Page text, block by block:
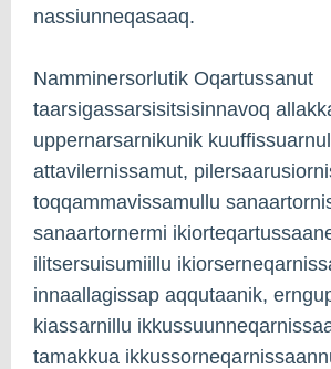
nassiunneqasaaq.
Namminersorlutik Oqartussanut
taarsigassarsisitsisinnavoq
uppernarsarnikunik
attavilernissamut,
toqqammavissamullu
sanaartornermi
ilitsersuisumiillu
innaallagissap aqqutaanik,
kiassarnillu
tamakkua